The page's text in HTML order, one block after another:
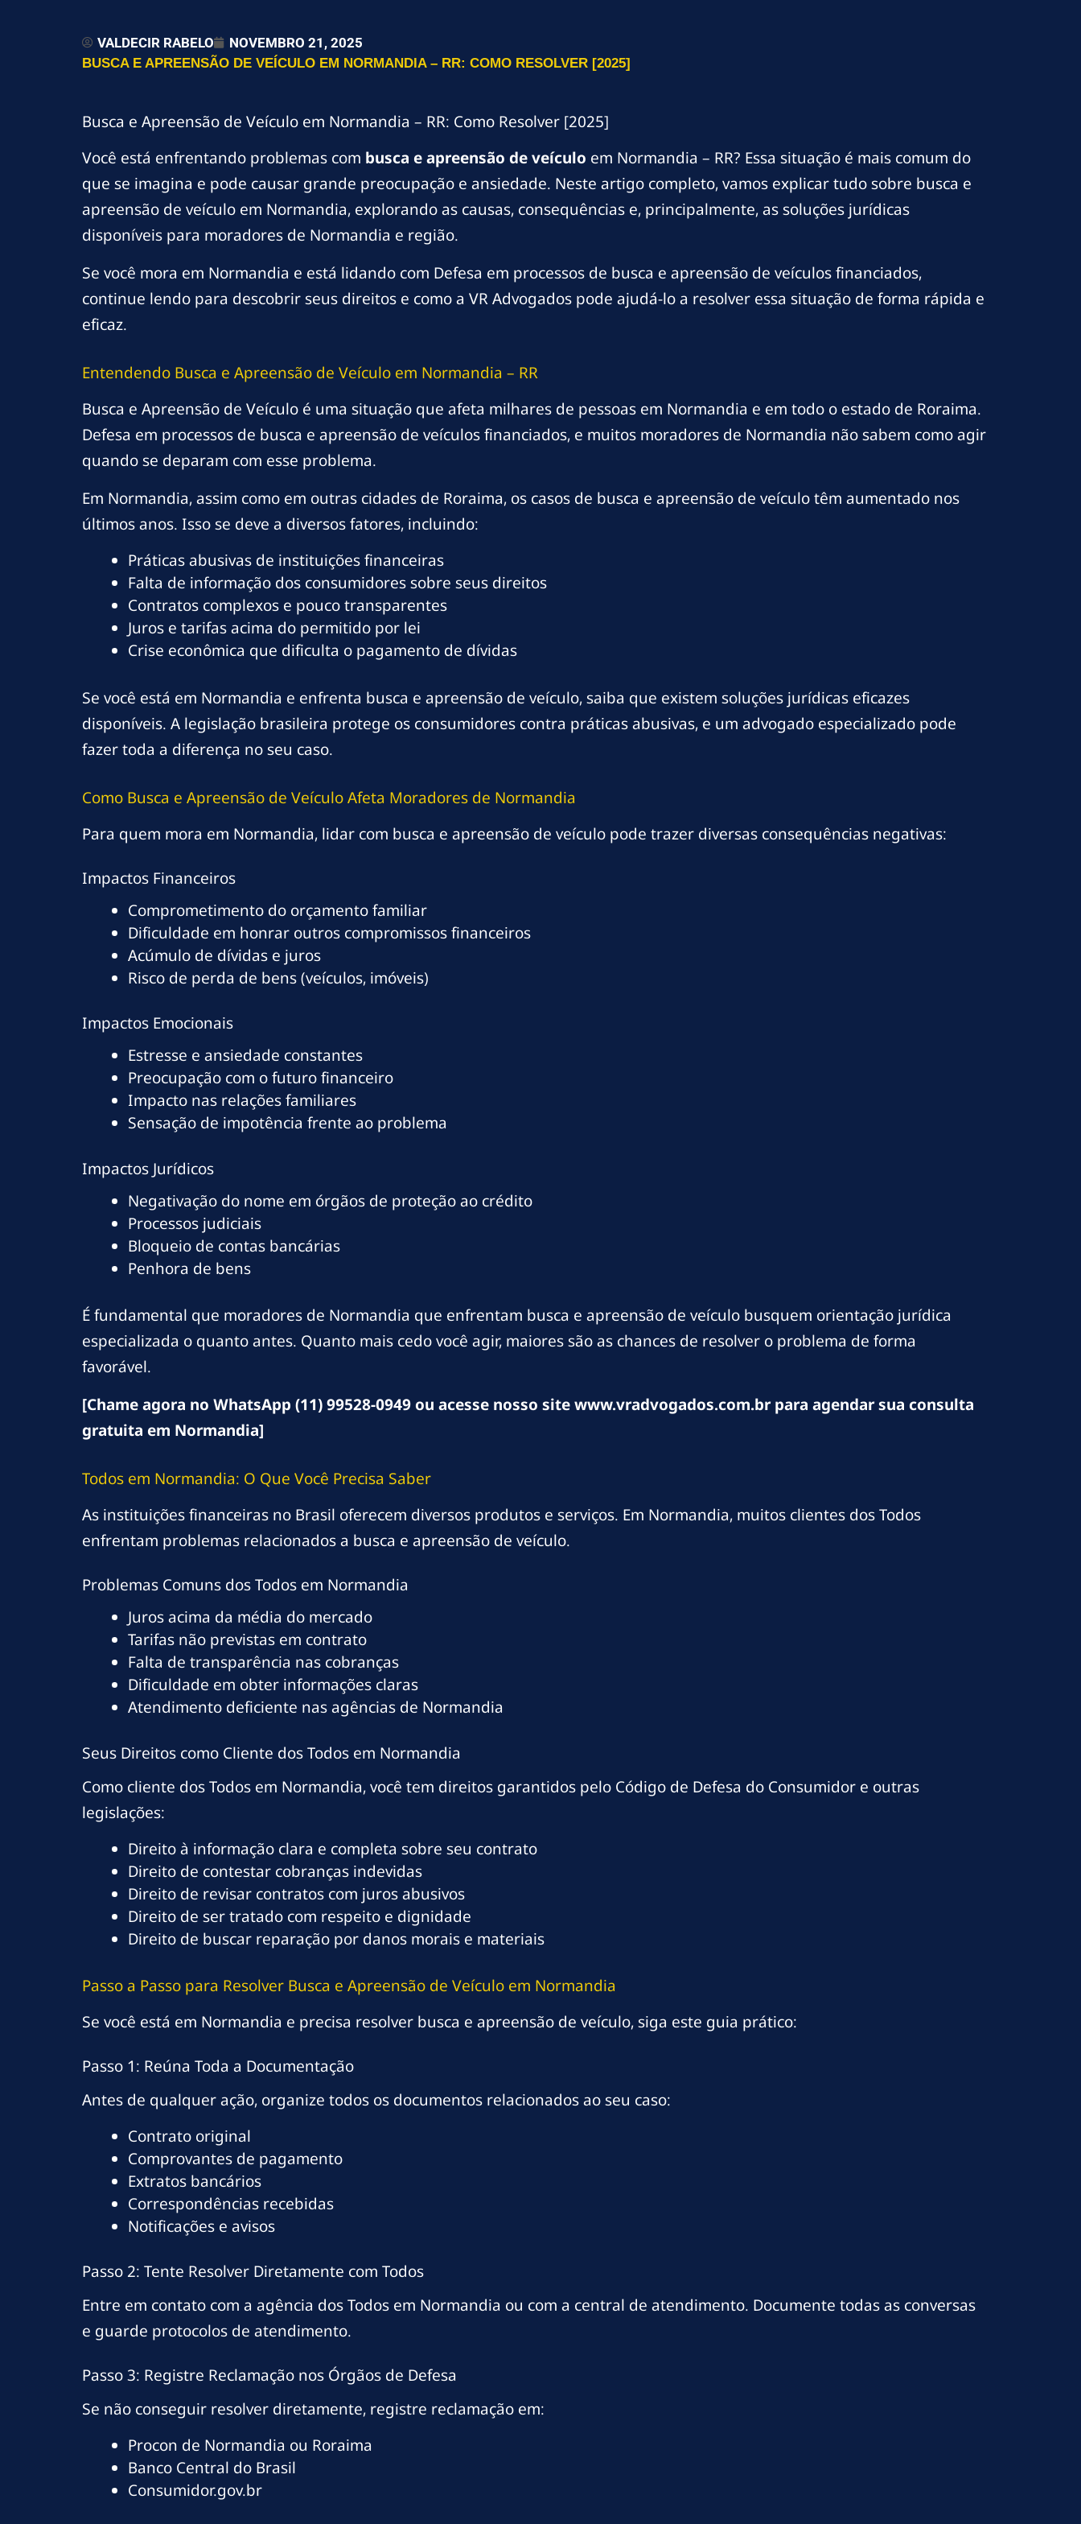
VALDECIR RABELO NOVEMBRO 21, 2025
BUSCA E APREENSÃO DE VEÍCULO EM NORMANDIA – RR: COMO RESOLVER [2025]
Busca e Apreensão de Veículo em Normandia – RR: Como Resolver [2025]
Você está enfrentando problemas com busca e apreensão de veículo em Normandia – RR? Essa situação é mais comum do
que se imagina e pode causar grande preocupação e ansiedade. Neste artigo completo, vamos explicar tudo sobre busca e
apreensão de veículo em Normandia, explorando as causas, consequências e, principalmente, as soluções jurídicas
disponíveis para moradores de Normandia e região.
Se você mora em Normandia e está lidando com Defesa em processos de busca e apreensão de veículos financiados,
continue lendo para descobrir seus direitos e como a VR Advogados pode ajudá-lo a resolver essa situação de forma rápida e
eficaz.
Entendendo Busca e Apreensão de Veículo em Normandia – RR
Busca e Apreensão de Veículo é uma situação que afeta milhares de pessoas em Normandia e em todo o estado de Roraima.
Defesa em processos de busca e apreensão de veículos financiados, e muitos moradores de Normandia não sabem como agir
quando se deparam com esse problema.
Em Normandia, assim como em outras cidades de Roraima, os casos de busca e apreensão de veículo têm aumentado nos
últimos anos. Isso se deve a diversos fatores, incluindo:
Práticas abusivas de instituições financeiras
Falta de informação dos consumidores sobre seus direitos
Contratos complexos e pouco transparentes
Juros e tarifas acima do permitido por lei
Crise econômica que dificulta o pagamento de dívidas
Se você está em Normandia e enfrenta busca e apreensão de veículo, saiba que existem soluções jurídicas eficazes
disponíveis. A legislação brasileira protege os consumidores contra práticas abusivas, e um advogado especializado pode
fazer toda a diferença no seu caso.
Como Busca e Apreensão de Veículo Afeta Moradores de Normandia
Para quem mora em Normandia, lidar com busca e apreensão de veículo pode trazer diversas consequências negativas:
Impactos Financeiros
Comprometimento do orçamento familiar
Dificuldade em honrar outros compromissos financeiros
Acúmulo de dívidas e juros
Risco de perda de bens (veículos, imóveis)
Impactos Emocionais
Estresse e ansiedade constantes
Preocupação com o futuro financeiro
Impacto nas relações familiares
Sensação de impotência frente ao problema
Impactos Jurídicos
Negativação do nome em órgãos de proteção ao crédito
Processos judiciais
Bloqueio de contas bancárias
Penhora de bens
É fundamental que moradores de Normandia que enfrentam busca e apreensão de veículo busquem orientação jurídica
especializada o quanto antes. Quanto mais cedo você agir, maiores são as chances de resolver o problema de forma
favorável.
[Chame agora no WhatsApp (11) 99528-0949 ou acesse nosso site www.vradvogados.com.br para agendar sua consulta
gratuita em Normandia]
Todos em Normandia: O Que Você Precisa Saber
As instituições financeiras no Brasil oferecem diversos produtos e serviços. Em Normandia, muitos clientes dos Todos
enfrentam problemas relacionados a busca e apreensão de veículo.
Problemas Comuns dos Todos em Normandia
Juros acima da média do mercado
Tarifas não previstas em contrato
Falta de transparência nas cobranças
Dificuldade em obter informações claras
Atendimento deficiente nas agências de Normandia
Seus Direitos como Cliente dos Todos em Normandia
Como cliente dos Todos em Normandia, você tem direitos garantidos pelo Código de Defesa do Consumidor e outras
legislações:
Direito à informação clara e completa sobre seu contrato
Direito de contestar cobranças indevidas
Direito de revisar contratos com juros abusivos
Direito de ser tratado com respeito e dignidade
Direito de buscar reparação por danos morais e materiais
Passo a Passo para Resolver Busca e Apreensão de Veículo em Normandia
Se você está em Normandia e precisa resolver busca e apreensão de veículo, siga este guia prático:
Passo 1: Reúna Toda a Documentação
Antes de qualquer ação, organize todos os documentos relacionados ao seu caso:
Contrato original
Comprovantes de pagamento
Extratos bancários
Correspondências recebidas
Notificações e avisos
Passo 2: Tente Resolver Diretamente com Todos
Entre em contato com a agência dos Todos em Normandia ou com a central de atendimento. Documente todas as conversas
e guarde protocolos de atendimento.
Passo 3: Registre Reclamação nos Órgãos de Defesa
Se não conseguir resolver diretamente, registre reclamação em:
Procon de Normandia ou Roraima
Banco Central do Brasil
Consumidor.gov.br